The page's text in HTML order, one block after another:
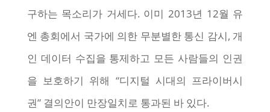
구하는 목소리가 거세다. 이미 2013년 12월 유
엔 총회에서 국가에 의한 무분별한 통신 감시, 개
인 데이터 수집을 통제하고 모든 사람들의 인권
을 보호하기 위해 “디지털 시대의 프라이버시
권” 결의안이 만장일치로 통과된 바 있다.